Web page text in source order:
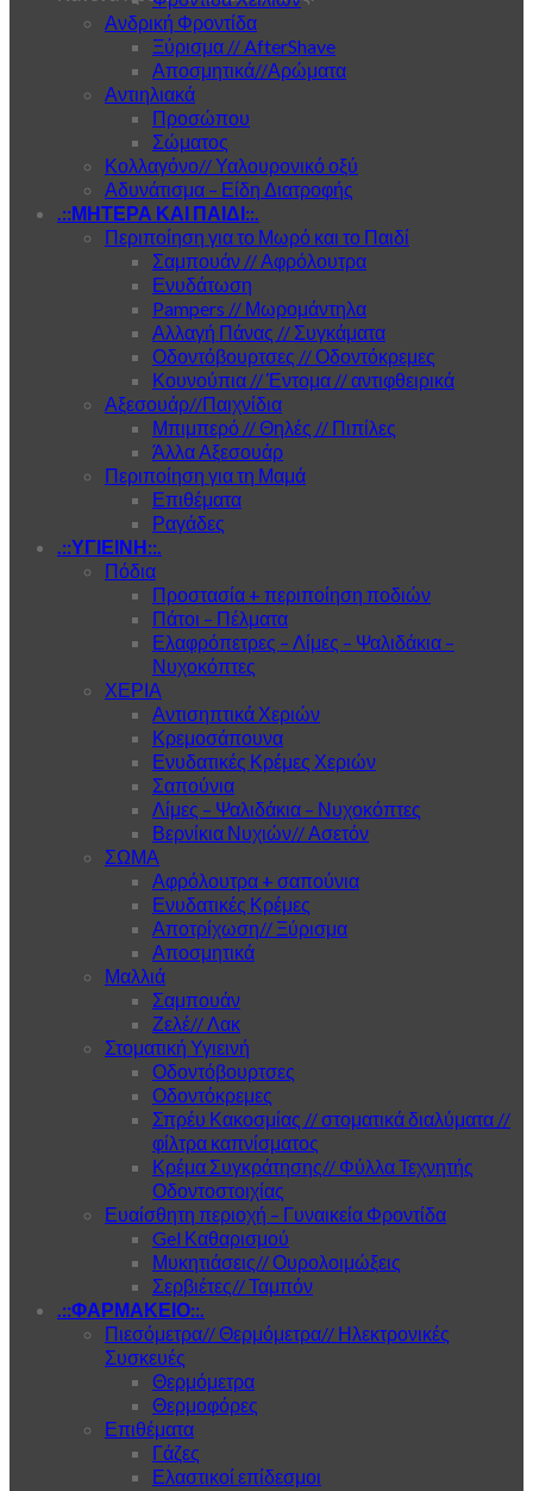
Ανδρική Φροντίδα
Ξύρισμα // AfterShave
Αποσμητικά//Αρώματα
Αντιηλιακά
Προσώπου
Σώματος
Κολλαγόνο// Υαλουρονικό οξύ
Αδυνάτισμα – Είδη Διατροφής
.::ΜΗΤΕΡΑ ΚΑΙ ΠΑΙΔΙ::.
Περιποίηση για το Μωρό και το Παιδί
Σαμπουάν // Αφρόλουτρα
Ενυδάτωση
Pampers // Μωρομάντηλα
Αλλαγή Πάνας // Συγκάματα
Οδοντόβουρτσες // Οδοντόκρεμες
Κουνούπια // Έντομα // αντιφθειρικά
Αξεσουάρ//Παιχνίδια
Μπιμπερό // Θηλές // Πιπίλες
Άλλα Αξεσουάρ
Περιποίηση για τη Μαμά
Επιθέματα
Ραγάδες
.::ΥΓΙΕΙΝΗ::.
Πόδια
Προστασία + περιποίηση ποδιών
Πάτοι – Πέλματα
Ελαφρόπετρες – Λίμες – Ψαλιδάκια –
Νυχοκόπτες
ΧΕΡΙΑ
Αντισηπτικά Χεριών
Κρεμοσάπουνα
Ενυδατικές Κρέμες Χεριών
Σαπούνια
Λίμες – Ψαλιδάκια – Νυχοκόπτες
Βερνίκια Νυχιών// Ασετόν
ΣΩΜΑ
Αφρόλουτρα + σαπούνια
Ενυδατικές Κρέμες
Αποτρίχωση// Ξύρισμα
Αποσμητικά
Μαλλιά
Σαμπουάν
Ζελέ// Λακ
Στοματική Υγιεινή
Οδοντόβουρτσες
Οδοντόκρεμες
Σπρέυ Κακοσμίας // στοματικά διαλύματα //
φίλτρα καπνίσματος
Κρέμα Συγκράτησης// Φύλλα Τεχνητής
Οδοντοστοιχίας
Ευαίσθητη περιοχή – Γυναικεία Φροντίδα
Gel Καθαρισμού
Μυκητιάσεις// Ουρολοιμώξεις
Σερβιέτες// Ταμπόν
.::ΦΑΡΜΑΚΕΙΟ::.
Πιεσόμετρα// Θερμόμετρα// Ηλεκτρονικές
Συσκευές
Θερμόμετρα
Θερμοφόρες
Επιθέματα
Γάζες
Ελαστικοί επίδεσμοι